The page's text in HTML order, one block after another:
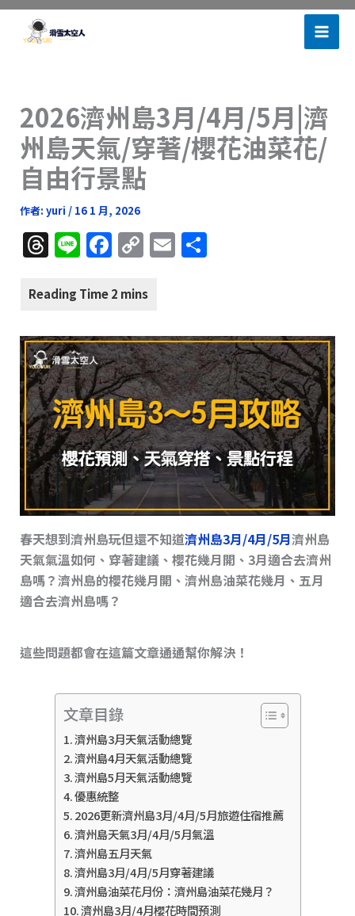
跳
2026濟州島3月/4月/5月|濟
州島天氣/穿著/櫻花油菜花/
自由行景點
作者: yuri / 16 1 月, 2026
T
h
re
d
s
Li
n
e
F
a
c
b
o
o
k
C
o
p
Li
n
k
E
m
分
春天想到濟州島玩但還不知道濟州島3月/4月/5月濟州島
天氣氣溫如何、穿著建議、櫻花幾月開、3月適合去濟州
島嗎？濟州島的櫻花幾月開、濟州島油菜花幾月、五月
適合去濟州島嗎？
這些問題都會在這篇文章通通幫你解決！
文章目錄
濟州島3月天氣活動總覽
濟州島4月天氣活動總覽
濟州島5月天氣活動總覽
優惠統整
2026更新濟州島3月/4月/5月旅遊住宿推薦
濟州島天氣3月/4月/5月氣溫
濟州島五月天氣
濟州島3月/4月/5月穿著建議
濟州島油菜花月份：濟州島油菜花幾月？
濟州島3月/4月櫻花時間預測